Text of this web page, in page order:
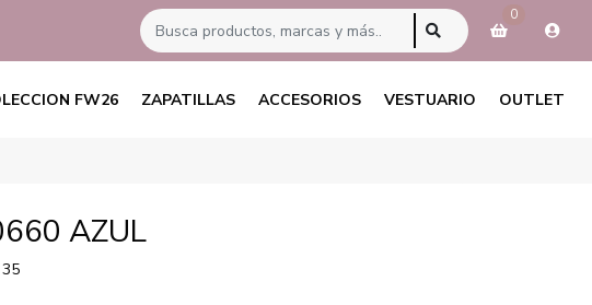
0
FW26 ZAPATILLAS ACCESORIOS VESTUARIO OUTLET
AZUL